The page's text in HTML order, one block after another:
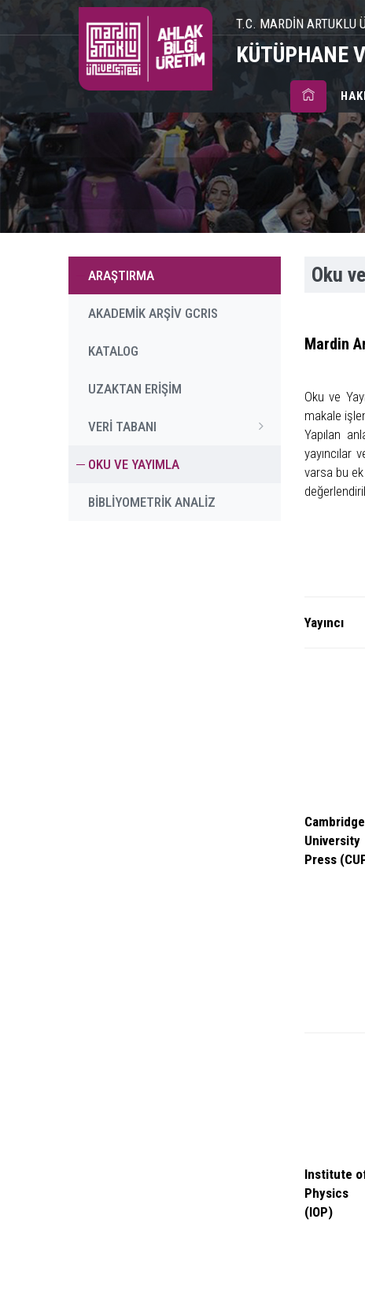
T.C. MARDİN ARTUKLU
KÜTÜPHANE
ARAŞTIRMA
AKADEMİK ARŞİV GCRIS
KATALOG
UZAKTAN ERİŞİM
VERİ TABANI
OKU VE YAYIMLA
BİBLİYOMETRİK ANALİZ
Oku
Mardin
Oku ve
makale
Yapılan
yayıncılar
varsa bu ek
Cambridge
Press
Institute
Physics
(IOP)